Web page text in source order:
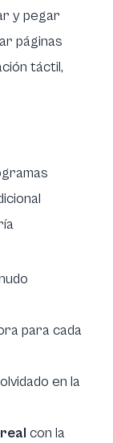
y pegar
páginas
táctil,
para cada
en la
con la